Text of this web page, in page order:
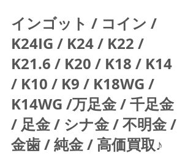
インゴット / コイン /
K24IG / K24 / K22 /
K21.6 / K20 / K18 / K14
/ K10 / K9 / K18WG /
K14WG /万足金 / 千足金
/ 足金 / シナ金 / 不明金 /
金歯 / 純金 / 高価買取♪